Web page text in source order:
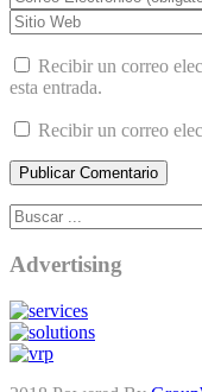
Recibir un correo
esta entrada.
Recibir un correo
Advertising